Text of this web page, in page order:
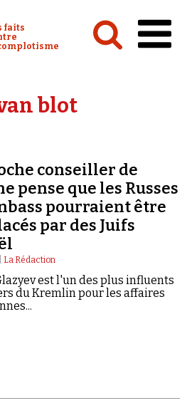
Watch :
faits
de presse
blot
conseiller de
pense que les Russes
pourraient être
par des Juifs
La Rédaction
est l'un des plus influents
du Kremlin pour les affaires